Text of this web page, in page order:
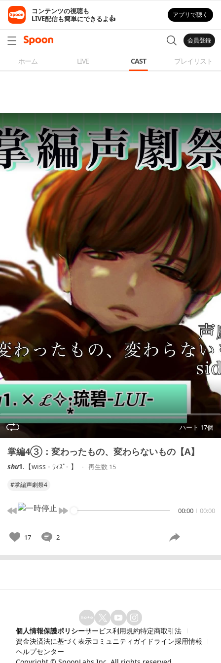
コンテンツの視聴も
LIVE配信も簡単にできるよ👍
アプリで聴く
会員登録
ホーム LIVE CAST プレイリスト
ハート 17個
掌編4③：変わったもの、変わらないもの【A】
𝙨𝙝𝙪𝟭.【wiss - ｳｨｽﾞ- 】 再生数 15
#掌編声劇祭4
00:00 00:00
17 2
個人情報保護ポリシーサービス利用規約特定商取引法
資金決済法に基づく表示コミュニティガイドライン採用情報
ヘルプセンター